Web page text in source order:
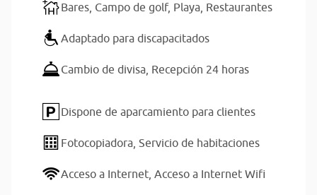
Bares, Campo de golf, Playa, Restaurantes
Adaptado para discapacitados
Cambio de divisa, Recepción 24 horas
Dispone de aparcamiento para clientes
Fotocopiadora, Servicio de habitaciones
Acceso a Internet, Acceso a Internet Wifi